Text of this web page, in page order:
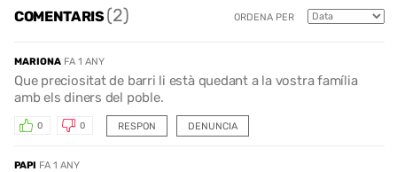
COMENTARIS(2) ORDENA PER
MARIONA FA 1 ANY
Que preciositat de barri li està quedant a la vostra família
amb els diners del poble.
RESPON
0 0 DENUNCIA
PAPI FA 1 ANY